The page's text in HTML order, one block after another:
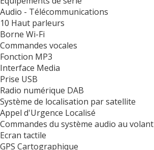
Audio - Télécommunications
10 Haut parleurs
Borne Wi-Fi
Commandes vocales
Fonction MP3
Interface Media
Prise USB
Radio numérique DAB
Système de localisation par satellite
Appel d'Urgence Localisé
Commandes du système audio au volant
Ecran tactile
GPS Cartographique